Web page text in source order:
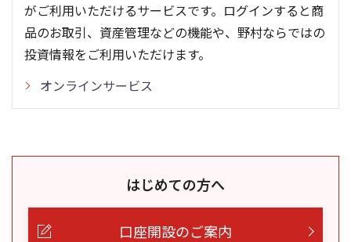
がご利用いただけるサービスです。ログインすると商
品のお取引、資産管理などの機能や、野村ならではの
投資情報をご利用いただけます。
オンラインサービス
はじめての方へ
口座開設のご案内